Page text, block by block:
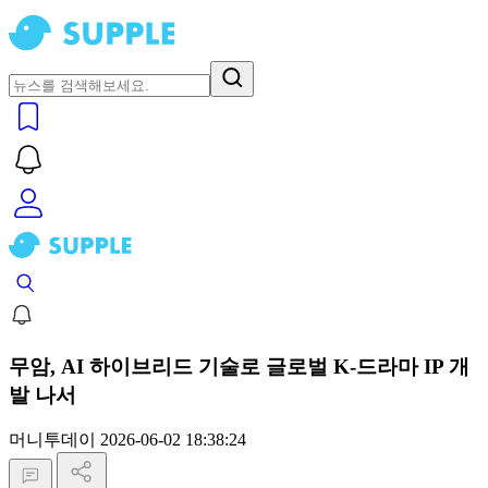
무암, AI 하이브리드 기술로 글로벌 K-드라마 IP 개
발 나서
머니투데이 2026-06-02 18:38:24